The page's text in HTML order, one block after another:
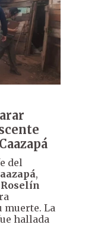
del
,
Roselín
La
hallada